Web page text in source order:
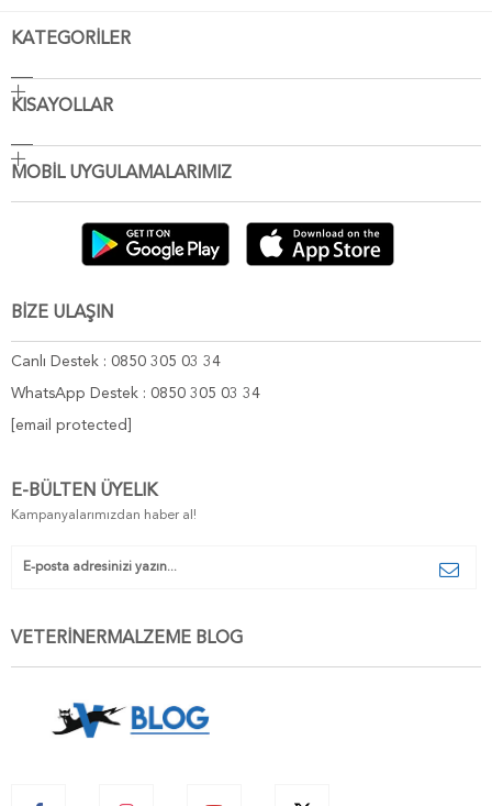
KATEGORİLER
KISAYOLLAR
MOBİL UYGULAMALARIMIZ
BİZE ULAŞIN
Canlı Destek : 0850 305 03 34
WhatsApp Destek : 0850 305 03 34
[email protected]
E-BÜLTEN ÜYELIK
Kampanyalarımızdan haber al!
VETERİNERMALZEME BLOG